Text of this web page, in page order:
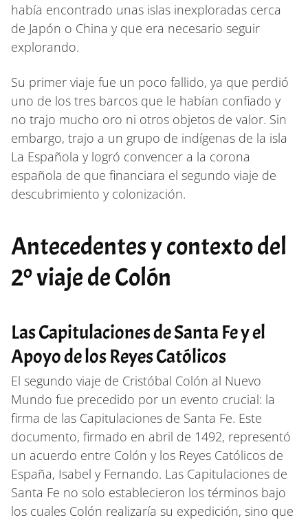
había encontrado unas islas inexploradas cerca
de Japón o China y que era necesario seguir
explorando.
Su primer viaje fue un poco fallido, ya que perdió
uno de los tres barcos que le habían confiado y
no trajo mucho oro ni otros objetos de valor. Sin
embargo, trajo a un grupo de indígenas de la isla
La Española y logró convencer a la corona
española de que financiara el segundo viaje de
descubrimiento y colonización.
Antecedentes y contexto del
2º viaje de Colón
Las Capitulaciones de Santa Fe y el
Apoyo de los Reyes Católicos
El segundo viaje de Cristóbal Colón al Nuevo
Mundo fue precedido por un evento crucial: la
firma de las Capitulaciones de Santa Fe. Este
documento, firmado en abril de 1492, representó
un acuerdo entre Colón y los Reyes Católicos de
España, Isabel y Fernando. Las Capitulaciones de
Santa Fe no solo establecieron los términos bajo
los cuales Colón realizaría su expedición, sino que